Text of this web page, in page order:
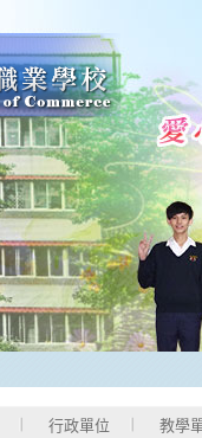
行政單位 教學